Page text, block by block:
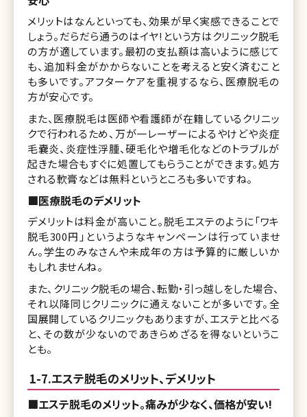
メリットはなんといっても、効果が早く実感できることで
しょう。だらだら通うのはイヤ!という方はクリニック脱毛
の方が適しています。最初の支払額は高いように感じて
も、追加料金がかからないことを考えると安く済むこと
も多いです。アフターケアを重視するなら、医療脱毛の
方が安心です。
また、医療脱毛は医師や看護師が在籍しているクリニッ
クで行われるため、万が一レーザーによるやけどや炎症
毛嚢炎、炎症性浮腫、硬毛化や増毛化などのトラブルが
起きた場合もすぐに処置してもらうことができます。処方
される軟膏などは無料というところも多いですね。
■医療脱毛のデメリット
デメリットは料金が高いこと。脱毛エステのように「ワキ
脱毛300円」というようなキャンペーンは行っていませ
ん。学生のみなさんや未成年の方は予算的に厳しいか
もしれませんね。
また、クリニック脱毛の場合、転勤・引っ越しをした場合、
それ以降同じクリニックに通えないことが多いです。全
国展開しているクリニックもありますが、エステと比べる
と、その数が少ないのであきらめざるを得ないというこ
とも。
1-7.エステ脱毛のメリット、デメリット
■エステ脱毛のメリット。痛みが少なく、価格が安い!